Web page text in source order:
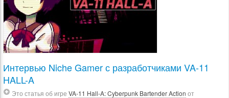
Интервью Niche Gamer с разработчиками VA-11
HALL-A
Это статья об игре VA-11 Hall-A: Cyberpunk Bartender Action от